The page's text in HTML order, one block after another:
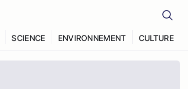
SCIENCE ENVIRONNEMENT CULTURE